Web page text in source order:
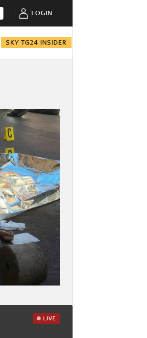
LOGIN
SKY TG24 INSIDER
LIVE